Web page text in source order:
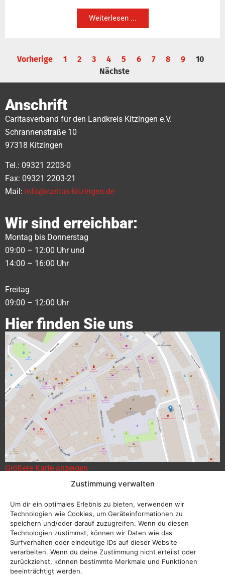
Zustimmung verwalten
Um dir ein optimales Erlebnis zu bieten, verwenden wir
Technologien wie Cookies, um Geräteinformationen zu
speichern und/oder darauf zuzugreifen. Wenn du diesen
Technologien zustimmst, können wir Daten wie das
Surfverhalten oder eindeutige IDs auf dieser Website
verarbeiten. Wenn du deine Zustimmung nicht erteilst oder
zurückziehst, können bestimmte Merkmale und Funktionen
beeinträchtigt werden.
Weiterlesen ...
Vorherige 1 2 3 4 5 6 7 8 9
10
Nächste
Anschrift
Caritasverband für den Landkreis Kitzingen e.V.
Schrannenstraße 10
97318 Kitzingen
Tel.: 09321 2203-0
Fax: 09321 2203-21
Mail: info@caritas-kitzingen.de
Wir sind erreichbar:
Montag bis Donnerstag
09:00 – 12:00 Uhr und
14:00 – 16:00 Uhr
Freitag
09:00 – 12:00 Uhr
Hier finden Sie uns
Größere Karte anzeigen